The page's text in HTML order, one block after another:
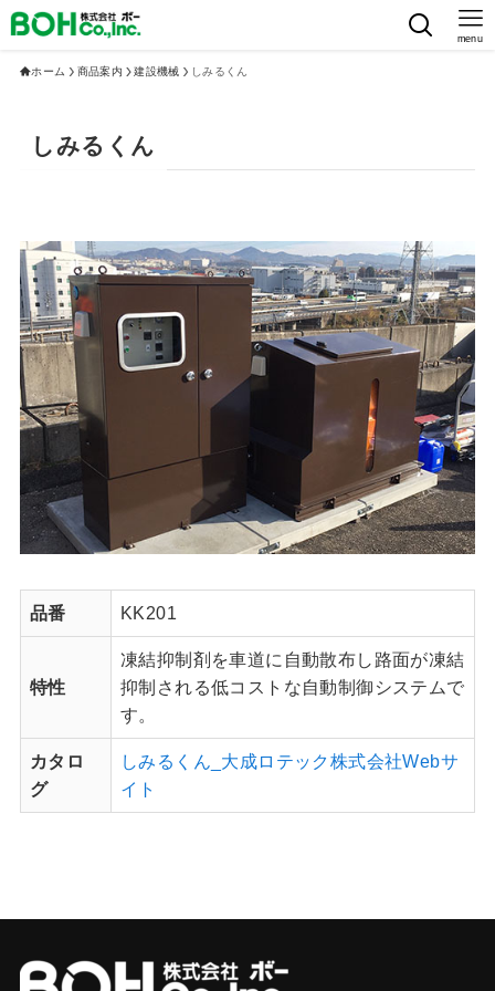
menu
ホーム 商品案内 建設機械 しみるくん
しみるくん
品番 KK201
特性
凍結抑制剤を車道に自動散布し路面が凍結
抑制される低コストな自動制御システムで
す。
カタロ
グ
しみるくん_大成ロテック株式会社Webサ
イト